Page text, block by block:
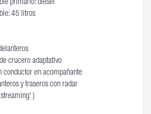
primario: diesel
45 litros
crucero adaptativo
conductor en acompañante
y traseros con radar
)